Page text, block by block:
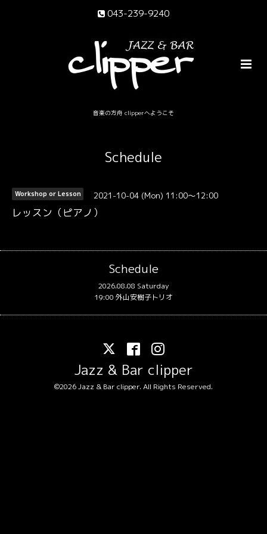
043-239-9240
音楽の方舟 clipperへようこそ
Schedule
Workshop or Lesson 2021-10-04 (Mon) 11:00～12:00
レッスン（ピアノ）
Schedule
2026.08.08 Saturday
19:00 外山安樹子トリオ
Jazz & Bar clipper
©2026Jazz & Bar clipper. All Rights Reserved.